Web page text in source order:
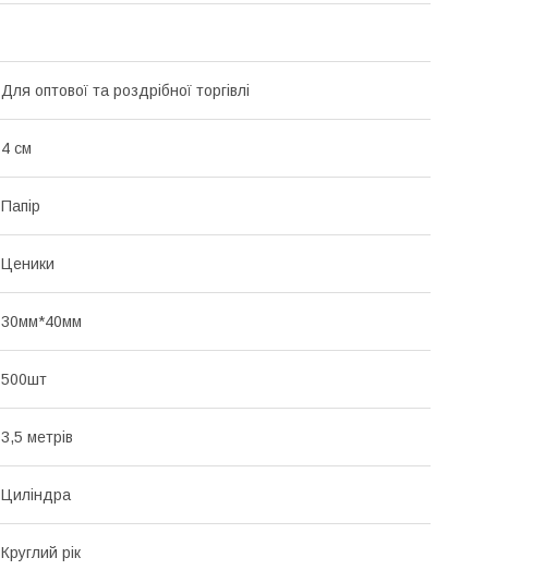
Для оптової та роздрібної торгівлі
4 см
Папір
Ценики
30мм*40мм
500шт
3,5 метрів
Циліндра
Круглий рік